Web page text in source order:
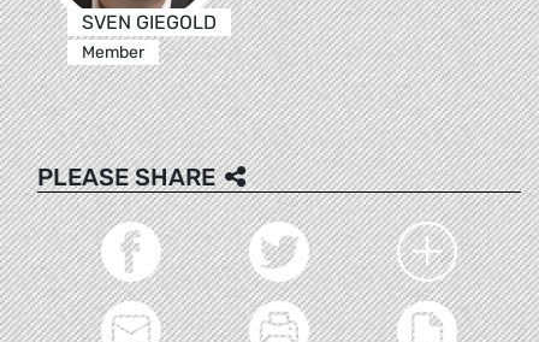
SVEN GIEGOLD
Member
PLEASE SHARE